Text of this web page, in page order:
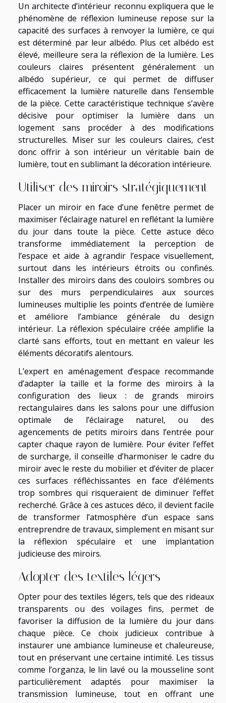
Un architecte d’intérieur reconnu expliquera que le
phénomène de réflexion lumineuse repose sur la
capacité des surfaces à renvoyer la lumière, ce qui
est déterminé par leur albédo. Plus cet albédo est
élevé, meilleure sera la réflexion de la lumière. Les
couleurs claires présentent généralement un
albédo supérieur, ce qui permet de diffuser
efficacement la lumière naturelle dans l’ensemble
de la pièce. Cette caractéristique technique s’avère
décisive pour optimiser la lumière dans un
logement sans procéder à des modifications
structurelles. Miser sur les couleurs claires, c’est
donc offrir à son intérieur un véritable bain de
lumière, tout en sublimant la décoration intérieure.
Utiliser des miroirs stratégiquement
Placer un miroir en face d’une fenêtre permet de
maximiser l’éclairage naturel en reflétant la lumière
du jour dans toute la pièce. Cette astuce déco
transforme immédiatement la perception de
l’espace et aide à agrandir l’espace visuellement,
surtout dans les intérieurs étroits ou confinés.
Installer des miroirs dans des couloirs sombres ou
sur des murs perpendiculaires aux sources
lumineuses multiplie les points d’entrée de lumière
et améliore l’ambiance générale du design
intérieur. La réflexion spéculaire créée amplifie la
clarté sans efforts, tout en mettant en valeur les
éléments décoratifs alentours.
L’expert en aménagement d’espace recommande
d’adapter la taille et la forme des miroirs à la
configuration des lieux : de grands miroirs
rectangulaires dans les salons pour une diffusion
optimale de l’éclairage naturel, ou des
agencements de petits miroirs dans l’entrée pour
capter chaque rayon de lumière. Pour éviter l’effet
de surcharge, il conseille d’harmoniser le cadre du
miroir avec le reste du mobilier et d’éviter de placer
ces surfaces réfléchissantes en face d’éléments
trop sombres qui risqueraient de diminuer l’effet
recherché. Grâce à ces astuces déco, il devient facile
de transformer l’atmosphère d’un espace sans
entreprendre de travaux, simplement en misant sur
la réflexion spéculaire et une implantation
judicieuse des miroirs.
Adopter des textiles légers
Opter pour des textiles légers, tels que des rideaux
transparents ou des voilages fins, permet de
favoriser la diffusion de la lumière du jour dans
chaque pièce. Ce choix judicieux contribue à
instaurer une ambiance lumineuse et chaleureuse,
tout en préservant une certaine intimité. Les tissus
comme l’organza, le lin lavé ou la mousseline sont
particulièrement adaptés pour maximiser la
transmission lumineuse, tout en offrant une